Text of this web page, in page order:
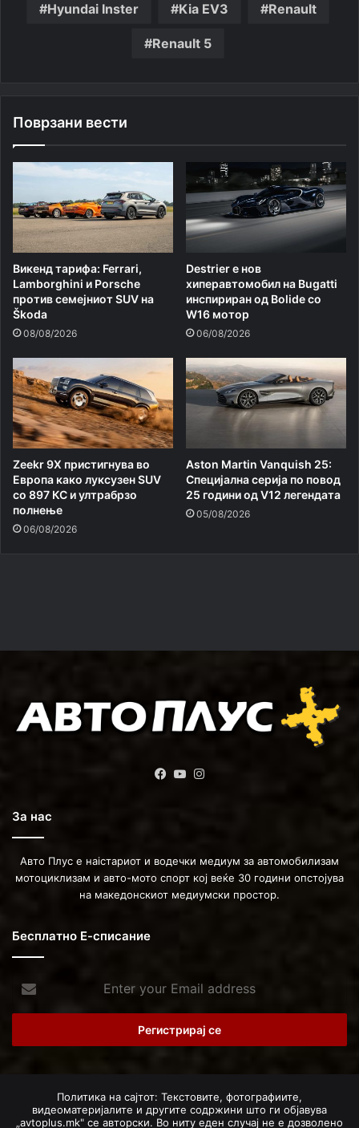
Hyundai Inster Kia EV3 Renault
Renault 5
Поврзани вести
Викенд тарифа: Ferrari,
Lamborghini и Porsche
против семејниот SUV на
Škoda
08/08/2026
Destrier е нов
хиперавтомобил на Bugatti
инспириран од Bolide со
W16 мотор
06/08/2026
Zeekr 9X пристигнува во
Европа како луксузен SUV
со 897 КС и ултрабрзо
полнење
06/08/2026
Aston Martin Vanquish 25:
Специјална серија по повод
25 години од V12 легендата
05/08/2026
Facebook
YouTube
За нас
Авто Плус е наістариот и водечки медиум за автомобилизам
мотоциклизам и авто-мото спорт кој веќе 30 години опстојува
на македонскиот медиумски простор.
Бесплатно Е-списание
your
Email
Политика на сајтот: Текстовите, фотографиите,
видеоматеријалите и другите содржини што ги објавува
„avtoplus.mk" се авторски. Во ниту еден случај не е дозволено